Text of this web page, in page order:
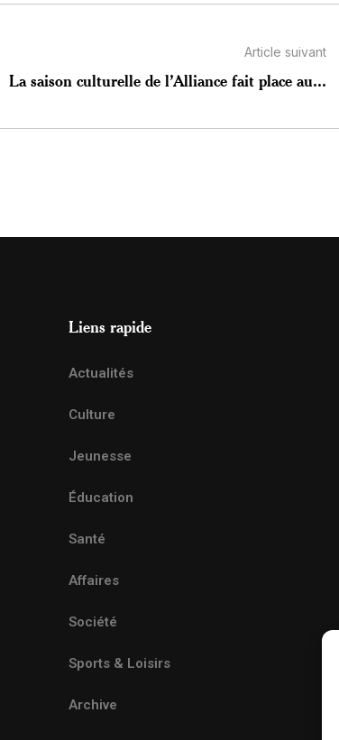
Article suivant
La saison culturelle de l’Alliance fait place au...
Liens rapide
Actualités
Culture
Jeunesse
Éducation
Santé
Affaires
Société
Sports & Loisirs
Archive